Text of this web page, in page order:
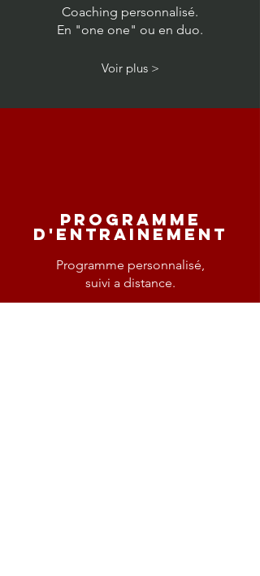
Coaching personnalisé.
En "one one" ou en duo.
Voir plus >
programme
d'entrainement
Programme personnalisé,
suivi a distance.